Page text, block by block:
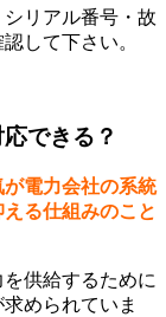
リアル番号・故
して下さい。
できる？
電力会社の系統
る仕組みのこと
供給するために
められていま